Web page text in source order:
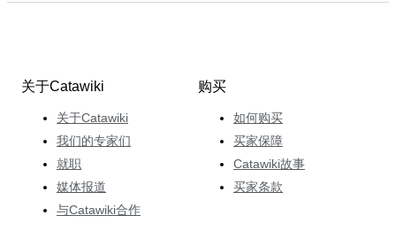
关于Catawiki
关于Catawiki
我们的专家们
就职
媒体报道
与Catawiki合作
购买
如何购买
买家保障
Catawiki故事
买家条款